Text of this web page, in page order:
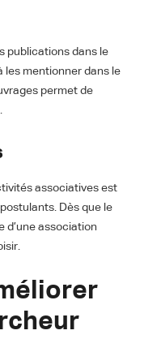
publications dans le
les mentionner dans le
permet de
associatives est
Dès que le
d’une association